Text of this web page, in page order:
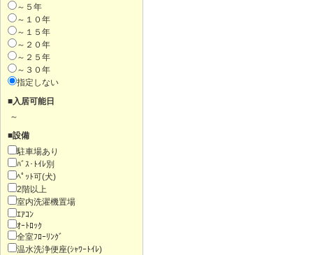
～５年
～１０年
～１５年
～２０年
～２５年
～３０年
指定しない
■入居可能日
～
■設備
駐車場あり
ﾊﾞｽ･ﾄｲﾚ別
ﾍﾟｯﾄ可(犬)
2階以上
室内洗濯機置場
ｴｱｺﾝ
ｵｰﾄﾛｯｸ
全室ﾌﾛｰﾘﾝｸﾞ
温水洗浄便座(ｼｬﾜｰﾄｲﾚ)